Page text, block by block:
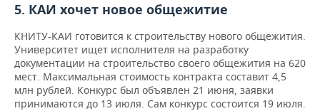
5. КАИ хочет новое общежитие
КНИТУ-КАИ готовится к строительству нового общежития.
Университет ищет исполнителя на разработку
документации на строительство своего общежития на 620
мест. Максимальная стоимость контракта составит 4,5
млн рублей. Конкурс был объявлен 21 июня, заявки
принимаются до 13 июля. Сам конкурс состоится 19 июля.